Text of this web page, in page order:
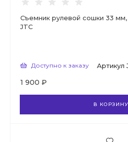
Съемник рулевой сошки 33
JTC
Доступно к заказу Артикул
1 900 ₽
В КОРЗИНУ